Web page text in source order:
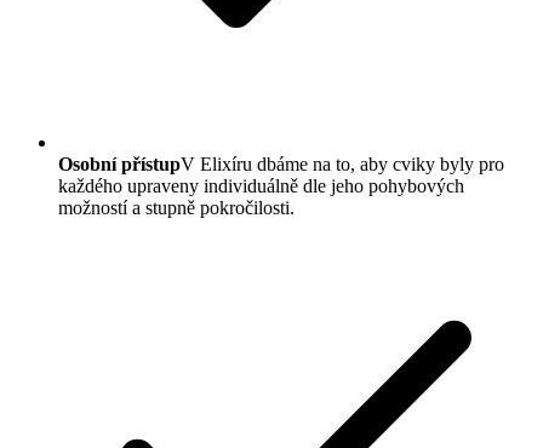
Osobní přístupV Elixíru dbáme na to, aby cviky byly pro
každého upraveny individuálně dle jeho pohybových
možností a stupně pokročilosti.